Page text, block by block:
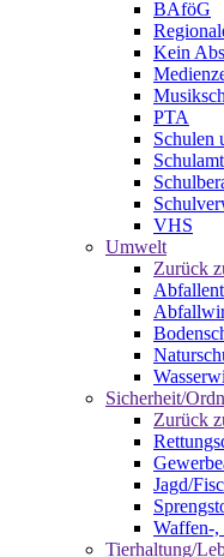
BAföG
Kein
PTA
Schulen
VHS
Umwelt
Zurück
Sicherheit/
Zurück
Jagd/
Waffen-,
Tierhaltung/